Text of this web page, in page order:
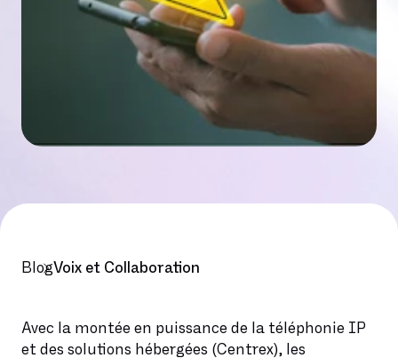
BlogVoix et Collaboration
Avec la montée en puissance de la téléphonie IP
et des solutions hébergées (Centrex), les